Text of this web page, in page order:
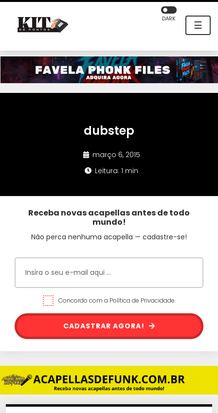
☰
DARK
dubstep
março 6, 2015
Leitura: 1 min
Receba novas acapellas antes de todo
mundo!
Não perca nenhuma acapella — cadastre-se!
Concordo com a Política de Privacidade.
CADASTRAR AGORA!